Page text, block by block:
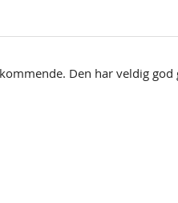
Den har veldig